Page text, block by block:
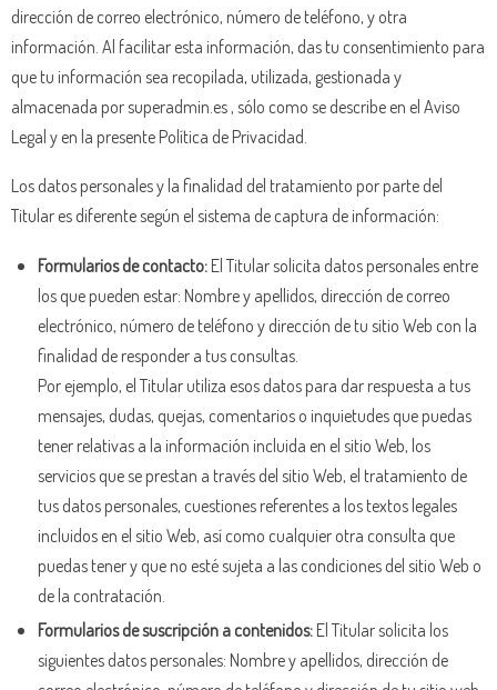
dirección de correo electrónico, número de teléfono, y otra
información. Al facilitar esta información, das tu consentimiento para
que tu información sea recopilada, utilizada, gestionada y
almacenada por superadmin.es , sólo como se describe en el Aviso
Legal y en la presente Política de Privacidad.
Los datos personales y la finalidad del tratamiento por parte del
Titular es diferente según el sistema de captura de información:
Formularios de contacto:El Titular solicita datos personales entre
los que pueden estar: Nombre y apellidos, dirección de correo
electrónico, número de teléfono y dirección de tu sitio Web con la
finalidad de responder a tus consultas.
Por ejemplo, el Titular utiliza esos datos para dar respuesta a tus
mensajes, dudas, quejas, comentarios o inquietudes que puedas
tener relativas a la información incluida en el sitio Web, los
servicios que se prestan a través del sitio Web, el tratamiento de
tus datos personales, cuestiones referentes a los textos legales
incluidos en el sitio Web, así como cualquier otra consulta que
puedas tener y que no esté sujeta a las condiciones del sitio Web o
de la contratación.
Formularios de suscripción a contenidos:El Titular solicita los
siguientes datos personales: Nombre y apellidos, dirección de